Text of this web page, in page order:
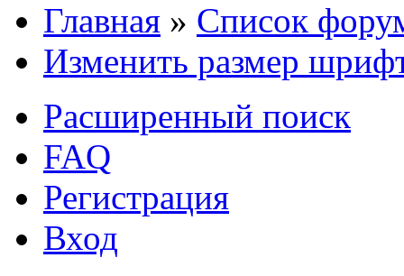
Главная » Список
Изменить размер
Расширенный поиск
FAQ
Регистрация
Вход